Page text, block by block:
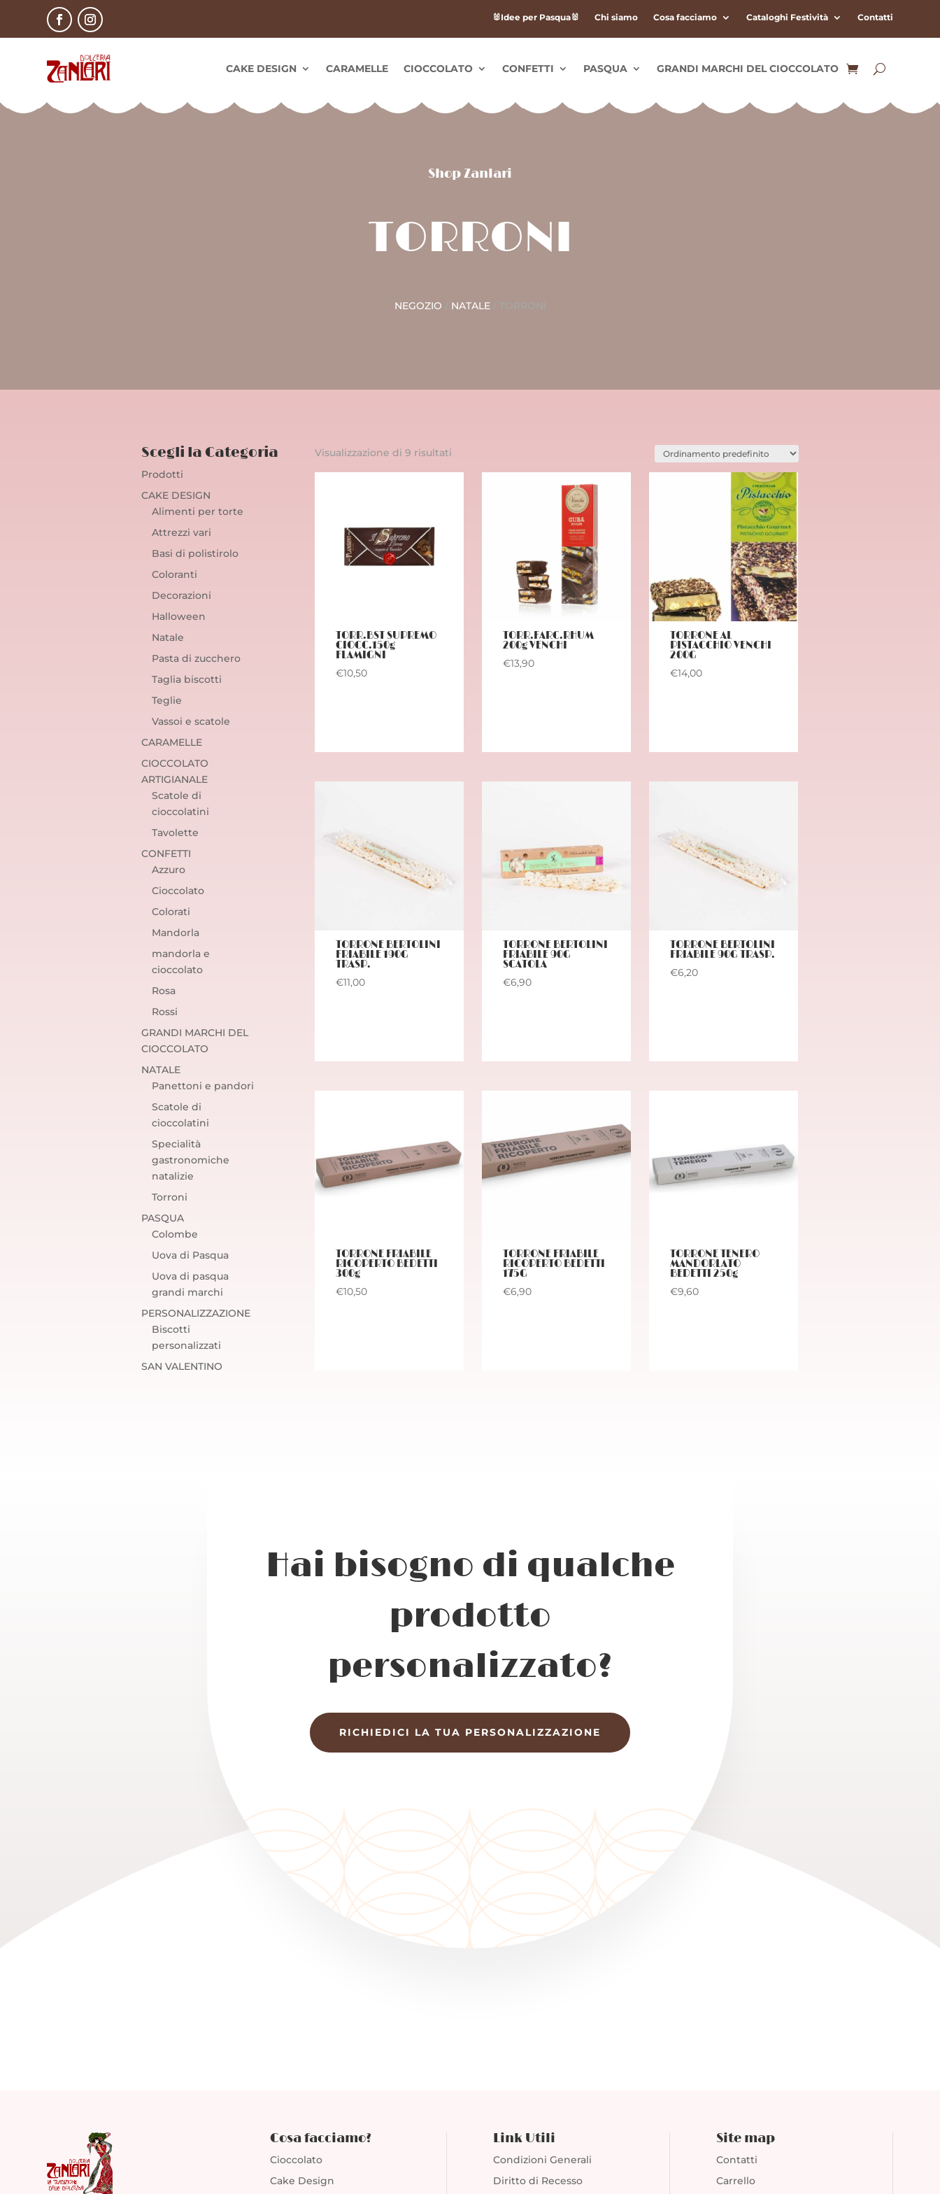
🐰Idee per Pasqua🐰 Chi siamo Cosa facciamo Cataloghi Festività Contatti
CAKE DESIGN CARAMELLE CIOCCOLATO CONFETTI PASQUA GRANDI MARCHI DEL CIOCCOLATO
Shop Zanlari
TORRONI
NEGOZIO / NATALE/ TORRONI
Scegli la Categoria
Prodotti
CAKE DESIGN
Alimenti per torte
Attrezzi vari
Basi di polistirolo
Coloranti
Decorazioni
Halloween
Natale
Pasta di zucchero
Taglia biscotti
Teglie
Vassoi e scatole
CARAMELLE
CIOCCOLATO
ARTIGIANALE
Scatole di
cioccolatini
Tavolette
CONFETTI
Azzuro
Cioccolato
Colorati
Mandorla
mandorla e
cioccolato
Rosa
Rossi
GRANDI MARCHI DEL
CIOCCOLATO
NATALE
Panettoni e pandori
Scatole di
cioccolatini
Specialità
gastronomiche
natalizie
Torroni
PASQUA
Colombe
Uova di Pasqua
Uova di pasqua
grandi marchi
PERSONALIZZAZIONE
Biscotti
personalizzati
SAN VALENTINO
Visualizzazione di 9 risultati
TORR.BST SUPREMO
CIOCC.150g
FLAMIGNI
€10,50
TORR.FARC.RHUM
200g VENCHI
€13,90
TORRONE AL
PISTACCHIO VENCHI
200G
€14,00
TORRONE BERTOLINI
FRIABILE 190G
TRASP.
€11,00
TORRONE BERTOLINI
FRIABILE 90G
SCATOLA
€6,90
TORRONE BERTOLINI
FRIABILE 90G TRASP.
€6,20
TORRONE FRIABILE
RICOPERTO BEDETTI
300g
€10,50
TORRONE FRIABILE
RICOPERTO BEDETTI
175G
€6,90
TORRONE TENERO
MANDORLATO
BEDETTI 250g
€9,60
Hai bisogno di qualche
prodotto
personalizzato?
RICHIEDICI LA TUA PERSONALIZZAZIONE
Cosa facciamo?
Cioccolato
Cake Design
Link Utili
Condizioni Generali
Diritto di Recesso
Site map
Contatti
Carrello